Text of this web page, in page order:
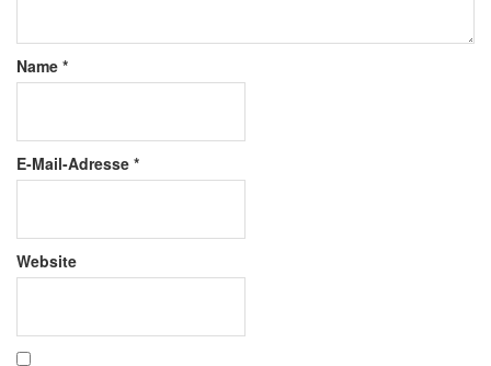
Name *
E-Mail-Adresse *
Website